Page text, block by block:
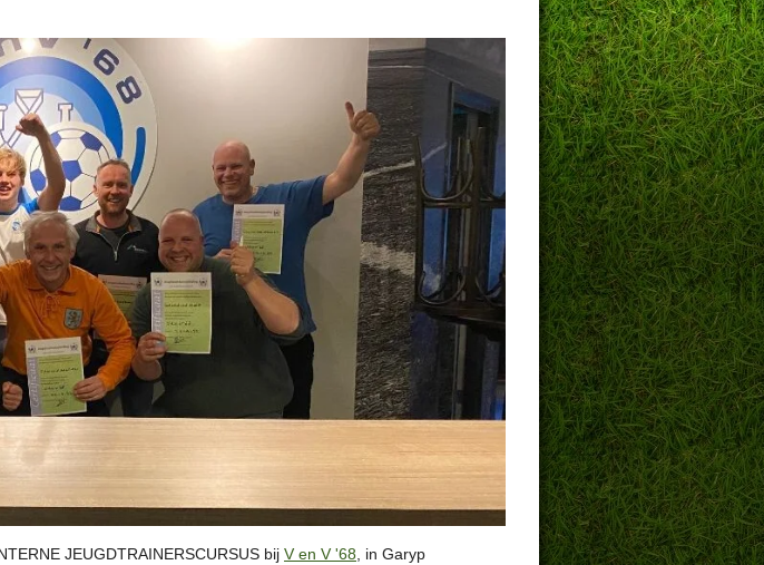
JEUGDTRAINERSCURSUS bij V en V '68, in Garyp